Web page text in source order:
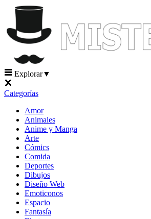
Explorar▼
Categorías
Amor
Animales
Anime y Manga
Arte
Cómics
Comida
Deportes
Dibujos
Diseño Web
Emoticonos
Espacio
Fantasía